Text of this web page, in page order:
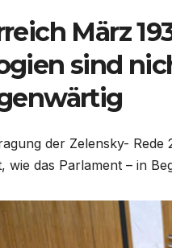
März
sind
der Zelensky-
wie das Parlament – in